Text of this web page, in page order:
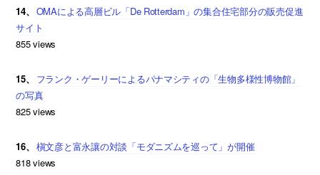
14、 OMAによる高層ビル「De Rotterdam」の集合住宅部分の販売促進
サイト
855 views
15、
フランク・ゲーリーによるパナマシティの「生物多様性博物館」
の写真
825 views
16、 槇文彦と富永讓の対談「モダニズムを巡って」が開催
818 views